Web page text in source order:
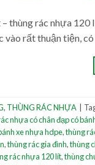
thùng rác nhựa
vào rất thuận tiện,
, THÙNG RÁC NHỰA
nhựa có chân đạp có
xe nhựa hdpe,thùng
,thùng rác gia đình,thùng
rác nhựa 120 lít,thùng